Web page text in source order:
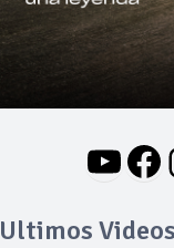
Ultimos Videos